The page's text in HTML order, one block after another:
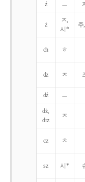
ź ㅡ
ż
ㅈ,
시*
주
ch ㅎ
dz ㅈ
dź ㅡ
dż,
drz
ㅈ
cz ㅊ
sz 시*